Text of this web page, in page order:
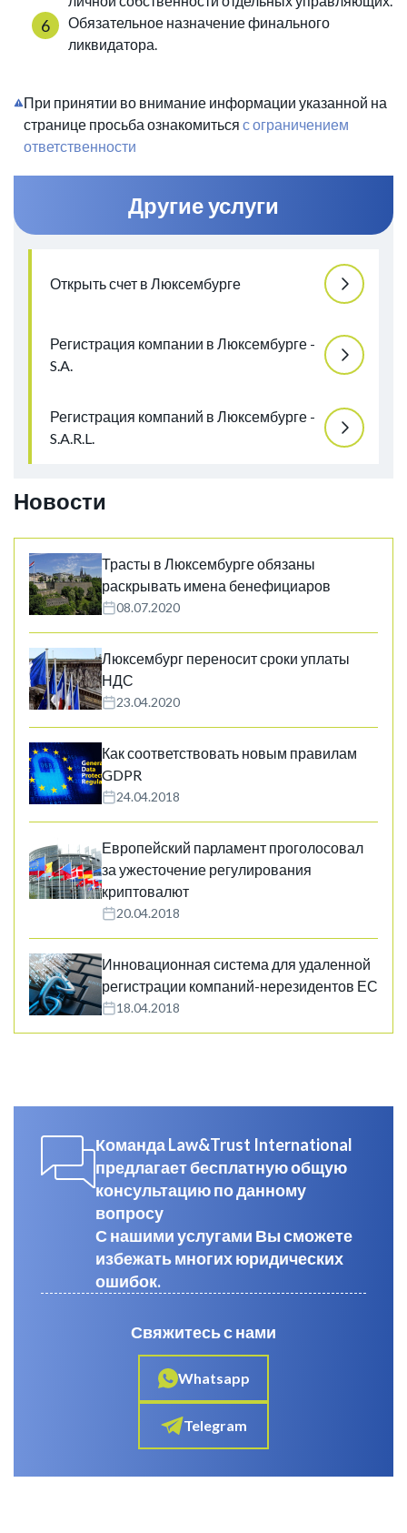
Обязательное назначение финального
ликвидатора.
При принятии во внимание информации указанной на
странице просьба ознакомиться с ограничением
ответственности
Другие услуги
Открыть счет в Люксембурге
Регистрация компании в Люксембурге -
S.A.
Регистрация компаний в Люксембурге -
S.A.R.L.
Новости
Трасты в Люксембурге обязаны
раскрывать имена бенефициаров
08.07.2020
Люксембург переносит сроки уплаты
НДС
23.04.2020
Как соответствовать новым правилам
GDPR
24.04.2018
Европейский парламент проголосовал
за ужесточение регулирования
криптовалют
20.04.2018
Инновационная система для удаленной
регистрации компаний-нерезидентов ЕС
18.04.2018
Команда Law&Trust International
предлагает бесплатную общую
консультацию по данному
вопросу
С нашими услугами Вы сможете
избежать многих юридических
ошибок.
Свяжитесь с нами
Whatsapp
Telegram